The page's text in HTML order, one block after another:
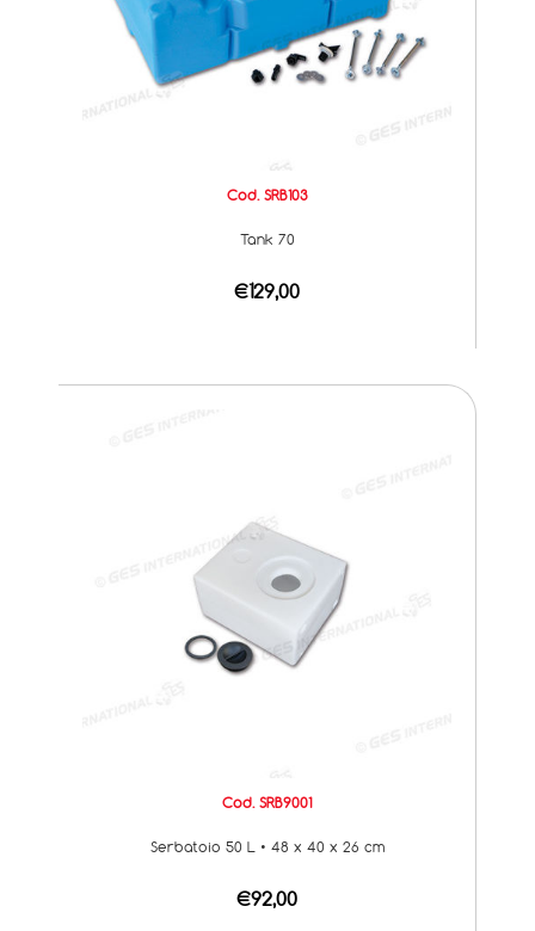
Cod. SRB103
Tank 70
€129,00
Cod. SRB9001
Serbatoio 50 L • 48 x 40 x 26 cm
€92,00